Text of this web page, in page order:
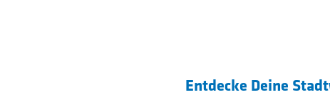
Entdecke Deine